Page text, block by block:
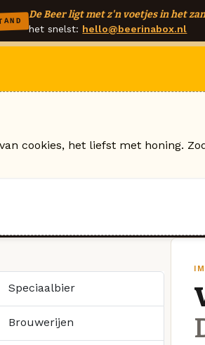
De Beer ligt met z'n voetjes in het
het snelst: hello@beerinabox.nl
Speciaalbier
Brouwerijen
cookies, het liefst met honing.